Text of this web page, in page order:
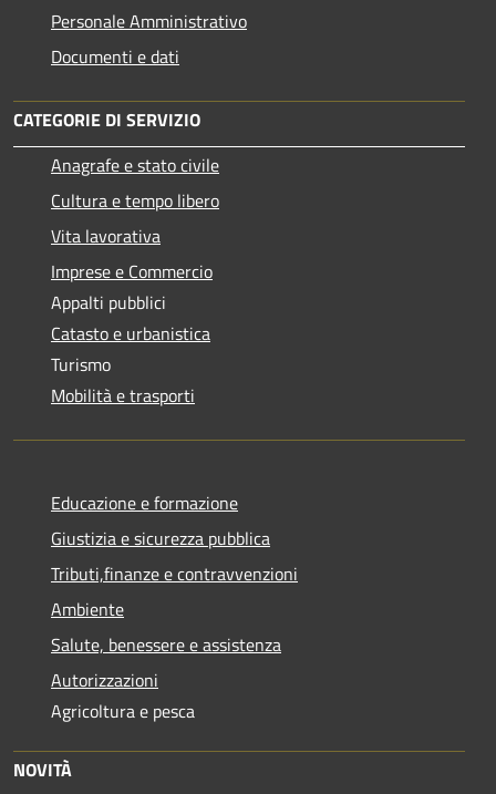
Personale Amministrativo
Documenti e dati
CATEGORIE DI SERVIZIO
Anagrafe e stato civile
Cultura e tempo libero
Vita lavorativa
Imprese e Commercio
Appalti pubblici
Catasto e urbanistica
Turismo
Mobilità e trasporti
Educazione e formazione
Giustizia e sicurezza pubblica
Tributi,finanze e contravvenzioni
Ambiente
Salute, benessere e assistenza
Autorizzazioni
Agricoltura e pesca
NOVITÀ